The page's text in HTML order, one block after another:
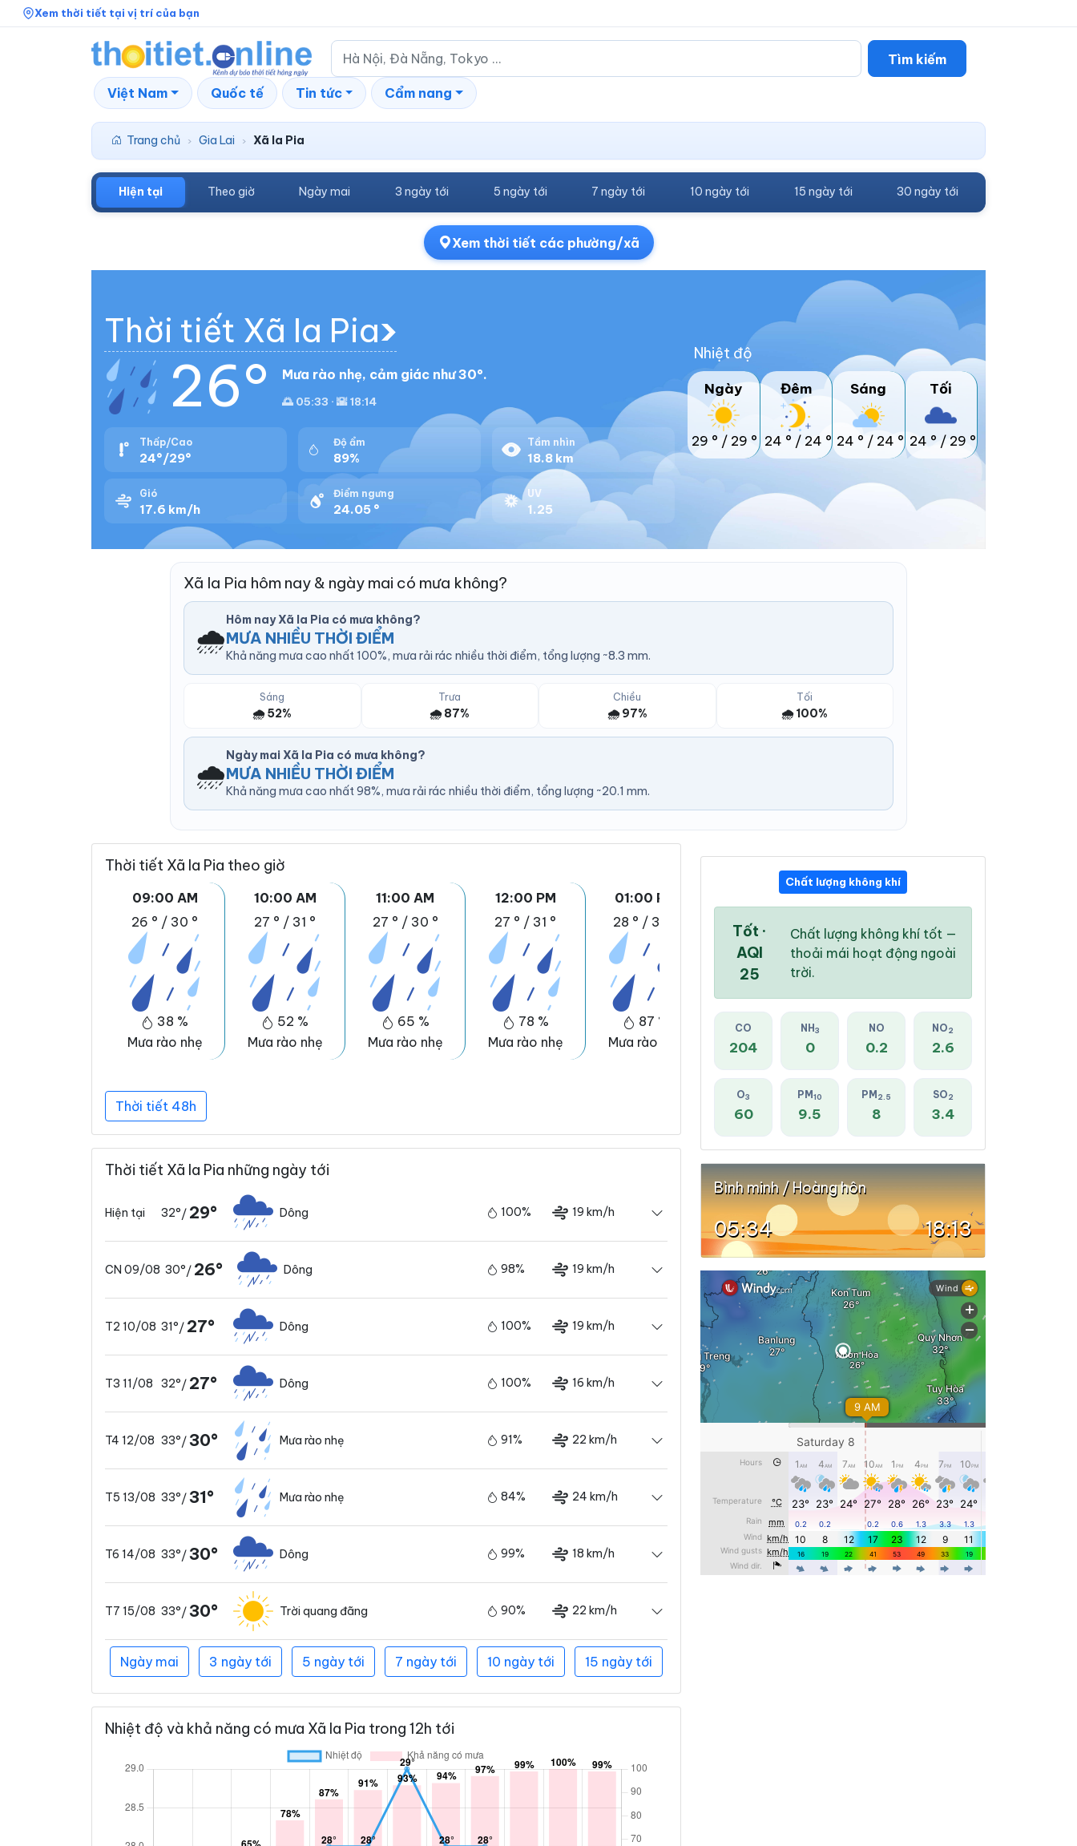
Xem thời tiết tại vị trí của bạn
Tìm kiếm
Việt Nam Quốc tế Tin tức Cẩm nang
Trang chủ › Gia Lai › Xã Ia Pia
Hiện tại Theo giờ Ngày mai 3 ngày tới 5 ngày tới 7 ngày tới 10 ngày tới 15 ngày tới 30 ngày tới
Xem thời tiết các phường/xã
Thời tiết Xã Ia Pia
26° Mưa rào nhẹ, cảm giác như 30°.
🌅 05:33 · 🌇 18:14
Thấp/Cao
24°/29°
Độ ẩm
89%
Tầm nhìn
18.8 km
Gió
17.6 km/h
Điểm ngưng
24.05 °
UV
1.25
Nhiệt độ
Ngày
29 ° / 29 °
Đêm
24 ° / 24 °
Sáng
24 ° / 24 °
Tối
24 ° / 29 °
Xã Ia Pia hôm nay & ngày mai có mưa không?
🌧️
Hôm nay Xã Ia Pia có mưa không?
MƯA NHIỀU THỜI ĐIỂM
Khả năng mưa cao nhất 100%, mưa rải rác nhiều thời điểm, tổng lượng ~8.3 mm.
Sáng
🌧️ 52%
Trưa
🌧️ 87%
Chiều
🌧️ 97%
Tối
🌧️ 100%
🌧️
Ngày mai Xã Ia Pia có mưa không?
MƯA NHIỀU THỜI ĐIỂM
Khả năng mưa cao nhất 98%, mưa rải rác nhiều thời điểm, tổng lượng ~20.1 mm.
Thời tiết Xã Ia Pia theo giờ
09:00 AM
26 ° / 30 °
38 %
Mưa rào nhẹ
10:00 AM
27 ° / 31 °
52 %
Mưa rào nhẹ
11:00 AM
27 ° / 30 °
65 %
Mưa rào nhẹ
12:00 PM
27 ° / 31 °
78 %
Mưa rào nhẹ
01:00 PM
28 ° / 32 °
87 %
Mưa rào nhẹ
02:00 PM
28 °
Mưa rào nhẹ
03:00 PM
93 %
Mưa rào nhẹ
Thời tiết 48h
Thời tiết Xã Ia Pia những ngày tới
Hiện tại 32°/ 29° Dông 100% 19 km/h
CN 09/08 30°/ 26° Dông 98% 19 km/h
T2 10/08 31°/ 27° Dông 100% 19 km/h
T3 11/08 32°/ 27° Dông 100% 16 km/h
T4 12/08 33°/30° Mưa rào nhẹ 91% 22 km/h
T5 13/08 33°/31° Mưa rào nhẹ 84% 24 km/h
T6 14/08 33°/30° Dông 99% 18 km/h
T7 15/08 33°/30° Trời quang đãng 90% 22 km/h
Ngày mai 3 ngày tới 5 ngày tới 7 ngày tới 10 ngày tới 15 ngày tới
Nhiệt độ và khả năng có mưa Xã Ia Pia trong 12h tới
Chất lượng không khí
Tốt ·
AQI
25
Chất lượng không khí tốt —
thoải mái hoạt động ngoài
trời.
CO
204
NH 3
0
NO
0.2
NO2
2.6
O3
60
PM 10
9.5
PM 2.5
8
SO2
3.4
Bình minh / Hoàng hôn
05:34 18:13